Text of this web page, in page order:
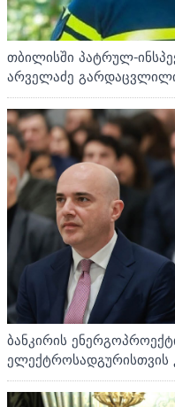
თბილისში პატრულ-
არველაძე
ბანკირის
ელექტროსადგურისთვის